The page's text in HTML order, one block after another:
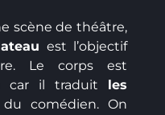
scène de théâtre,
est l’objectif
Le corps est
car il traduit les
du comédien. On